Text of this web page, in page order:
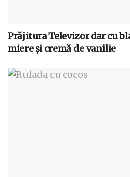
Prăjitura Televizor dar cu
miere și cremă de vanilie